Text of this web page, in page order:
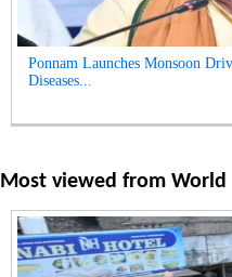
Ponnam Launches Monsoon
Diseases...
Most viewed from World